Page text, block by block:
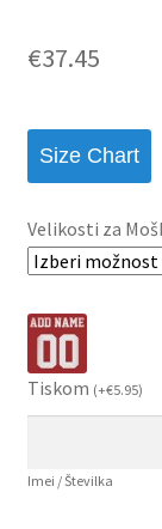
€37.45
Size Chart
Velikosti za
Tiskom (+€5.95)
Imei / Številka